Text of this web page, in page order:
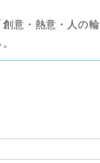
意・熱意・人の